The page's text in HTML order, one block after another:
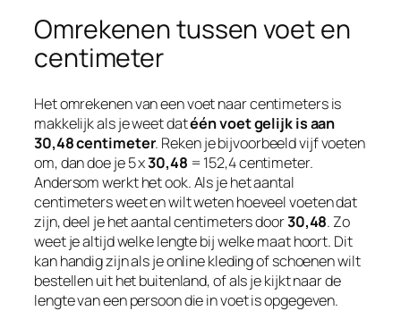
Omrekenen tussen voet en
centimeter
Het omrekenen van een voet naar centimeters is
makkelijk als je weet datéén voet gelijk is aan
30,48 centimeter. Reken je bijvoorbeeld vijf voeten
om, dan doe je 5 x30,48 = 152,4 centimeter.
Andersom werkt het ook. Als je het aantal
centimeters weet en wilt weten hoeveel voeten dat
zijn, deel je het aantal centimeters door30,48. Zo
weet je altijd welke lengte bij welke maat hoort. Dit
kan handig zijn als je online kleding of schoenen wilt
bestellen uit het buitenland, of als je kijkt naar de
lengte van een persoon die in voet is opgegeven.